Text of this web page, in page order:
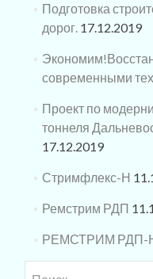
Подготовка
дорог. 17.12.2019
современными
Проект по
тоннеля
17.12.2019
Стримфлекс-Н
Ремстрим РДП
РЕМСТРИМ РДП-